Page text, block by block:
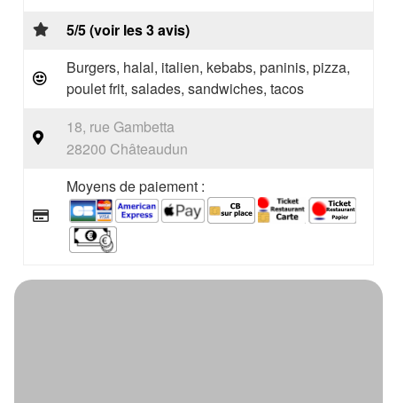
5/5 (voir les 3 avis)
Burgers, halal, italien, kebabs, paninis, pizza,
poulet frit, salades, sandwiches, tacos
18, rue Gambetta
28200 Châteaudun
Moyens de paiement :